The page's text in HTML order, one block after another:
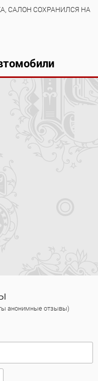
САЛОН СОХРАНИЛСЯ НА
анонимные отзывы)